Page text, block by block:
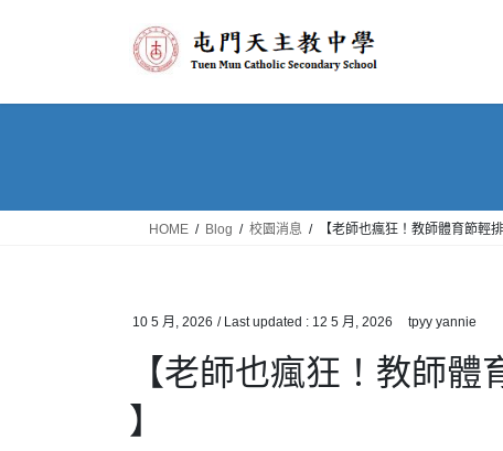
HOME Blog 校園消息 【老師也瘋狂！教師體育節輕
10 5 月, 2026 / Last updated : 12 5 月, 2026 tpyy yannie
【老師也瘋狂！教師
】